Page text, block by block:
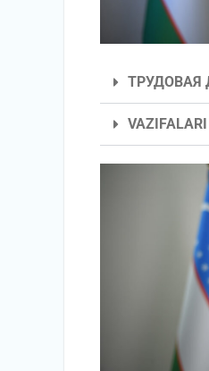
ТРУДОВАЯ
VAZIFALARI